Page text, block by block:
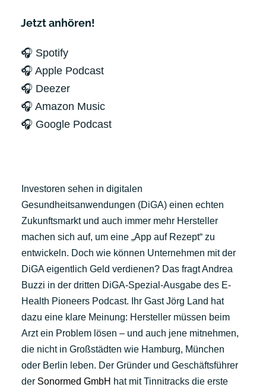
Jetzt anhören!
🎧 Spotify
🎧 Apple Podcast
🎧 Deezer
🎧 Amazon Music
🎧 Google Podcast
Investoren sehen in digitalen
Gesundheitsanwendungen (DiGA) einen echten
Zukunftsmarkt und auch immer mehr Hersteller
machen sich auf, um eine „App auf Rezept“ zu
entwickeln. Doch wie können Unternehmen mit der
DiGA eigentlich Geld verdienen? Das fragt Andrea
Buzzi in der dritten DiGA-Spezial-Ausgabe des E-
Health Pioneers Podcast. Ihr Gast Jörg Land hat
dazu eine klare Meinung: Hersteller müssen beim
Arzt ein Problem lösen – und auch jene mitnehmen,
die nicht in Großstädten wie Hamburg, München
oder Berlin leben. Der Gründer und Geschäftsführer
der Sonormed GmbH hat mit Tinnitracks die erste